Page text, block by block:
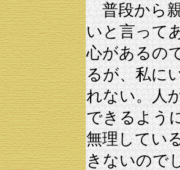
普段から親
いと言って
心があるの
るが、私に
れない。人
できるよう
無理してい
きないので